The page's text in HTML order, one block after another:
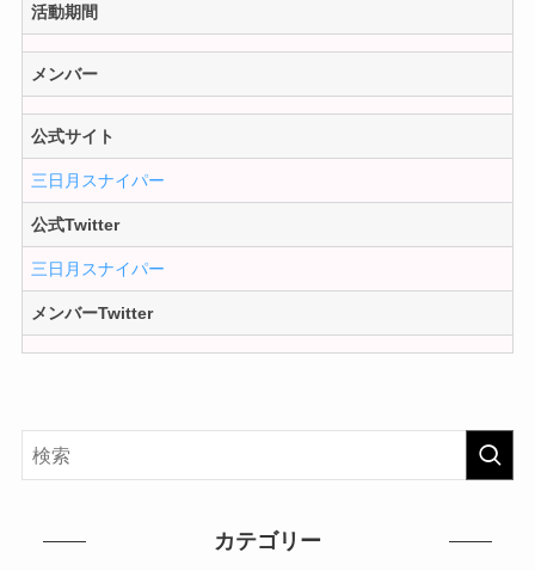
活動期間
メンバー
公式サイト
三日月スナイパー
公式Twitter
三日月スナイパー
メンバーTwitter
カテゴリー